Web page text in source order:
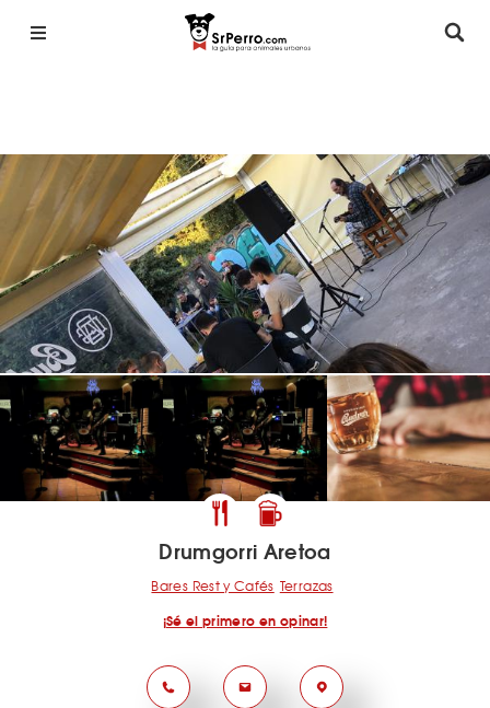
Drumgorri Aretoa
Bares Rest y Cafés Terrazas
¡Sé el primero en opinar!